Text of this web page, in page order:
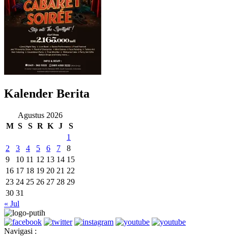
Kalender Berita
Agustus 2026
M S S R K J
S
1
2
3 4 5 6 7
8
9
10 11 12 13 14 15
16 17 18 19 20 21 22
23 24 25 26 27 28 29
30 31
« Jul
Navigasi :